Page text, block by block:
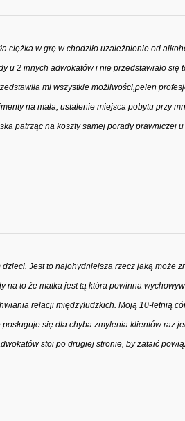
ciężka w grę w chodziło uzależnienie od
u 2 innych adwokatów i nie przedstawialo się
mi wszystkie możliwości,pelen
na mała, ustalenie miejsca pobytu przy
patrząc na koszty samej porady prawniczej u
Jest to najohydniejsza rzecz jaką może
na to że matka jest tą która powinna
relacji międzyludzkich. Moją 10-letnią
się dla chyba zmylenia klientów raz
stoi po drugiej stronie, by zataić